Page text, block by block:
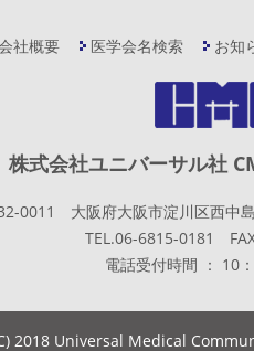
社概要 医学会名検索 お知
株式会社ユニバーサル社
0011 大阪府大阪市淀川区西中
TEL.06-6815-0181
電話受付時間 ： 10
2018 Universal Medical